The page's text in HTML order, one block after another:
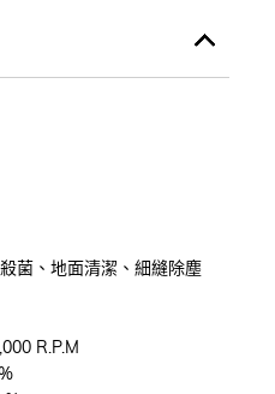
菌、地面清潔、細縫除塵
R.P.M